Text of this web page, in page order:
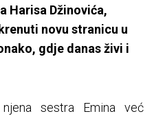
Harisa Džinovića,
novu stranicu u
gdje danas živi i
sestra Emina već